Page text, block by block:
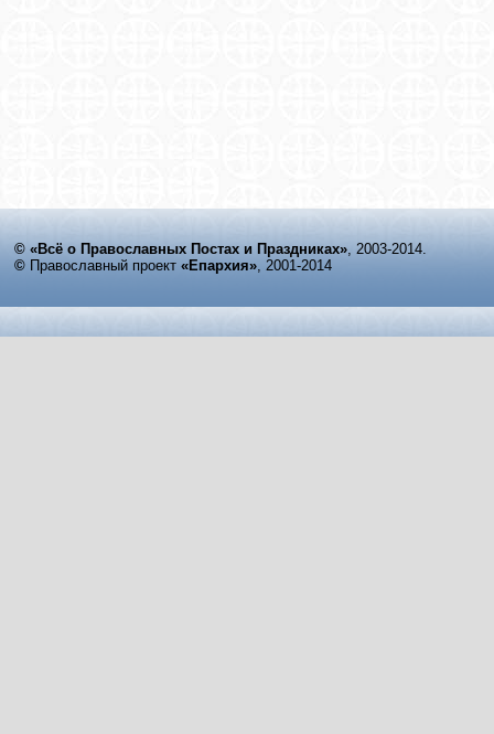
© «Всё о Православных Постах и Праздниках», 2003-2014.
© Православный проект «Епархия», 2001-2014